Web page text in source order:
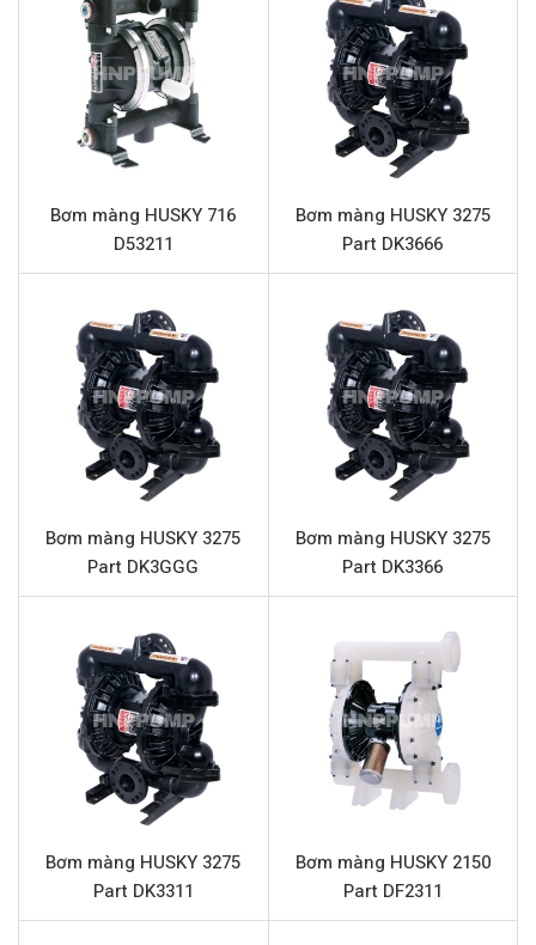
nghiệp nặng.
Sản phẩm này là giải pháp lý tưởng cho các nhà máy cần
một thiết bị bơm đáng tin cậy, an toàn và dễ bảo trì. Với
khả năng xử lý chất rắn nhỏ và dải ứng dụng rộng, bơm
màng HUSKY 716 Part D53D07 tối ưu hóa quy trình sản
Thông số kỹ thuật HUSKY 716 Part
Tên sản phẩm
Bơm màng HUSKY 716 Part D53D07
HUSKY 716 Part D53D07
Loại bơm
Bơm màng khí nén
Thương hiệu
Chất liệu vỏ bơm
Áp lực tối đa
Đầu hút và đẩy
3/4” (Kết nối ren)
Vật liệu phần trung tâm
Nhựa Polypropylen
Vật liệu màng
Cao su Buna
Urethane Duckbill
Chất rắn qua bơm tối đa
Đặc điểm nổi bật HUSKY 716 Part
Bơm màng HUSKY 716
D53211
Bơm màng HUSKY 3275
Part DK3666
Bơm màng HUSKY 3275
Part DK3GGG
Bơm màng HUSKY 3275
Part DK3366
Bơm màng HUSKY 3275
Part DK3311
Bơm màng HUSKY 2150
Part DF2311